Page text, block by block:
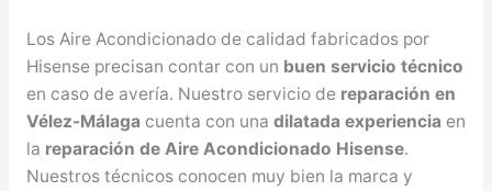
Los Aire Acondicionado de calidad fabricados por
Hisense precisan contar con un buen servicio técnico
en caso de avería. Nuestro servicio de reparación en
Vélez-Málaga cuenta con una dilatada experiencia en
la reparación de Aire Acondicionado Hisense.
Nuestros técnicos conocen muy bien la marca y